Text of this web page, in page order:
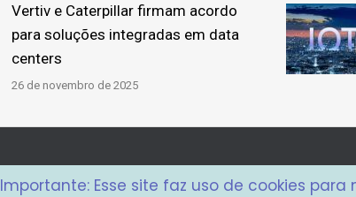
Vertiv e Caterpillar firmam acordo
para soluções integradas em data
centers
26 de novembro de 2025
Importante: Esse site faz uso de cookies